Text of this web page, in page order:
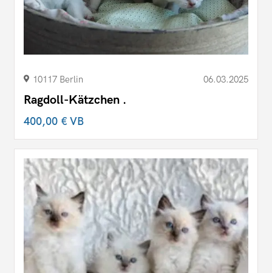
10117 Berlin 06.03.2025
Ragdoll-Kätzchen .
400,00 €VB